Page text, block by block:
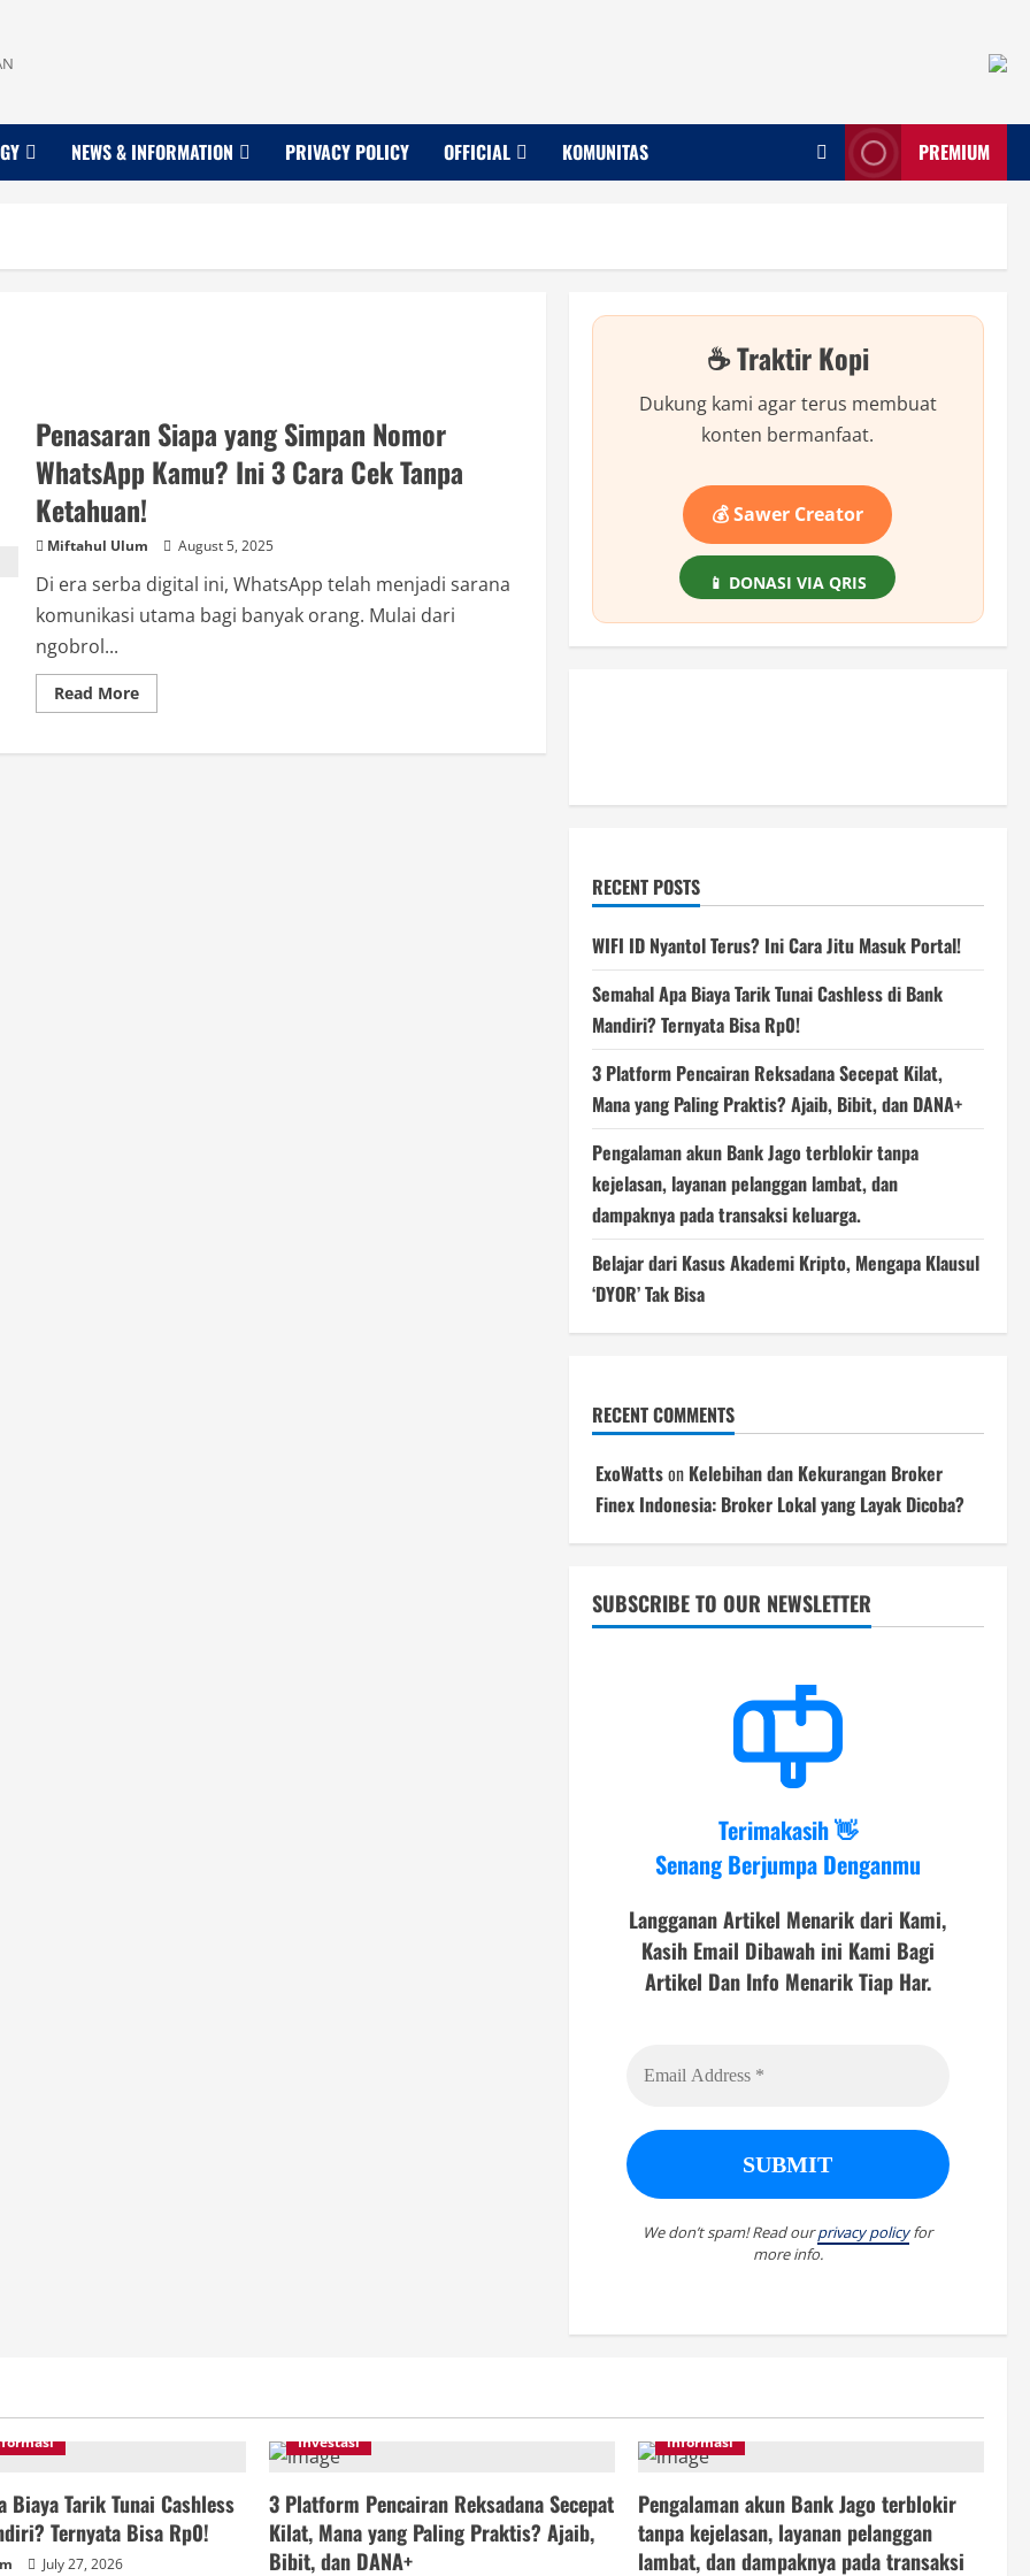
NEWS & INFORMATION PRIVACY POLICY OFFICIAL KOMUNITAS PREMIUM
Penasaran Siapa yang Simpan Nomor
WhatsApp Kamu? Ini 3 Cara Cek Tanpa
Ketahuan!
Miftahul Ulum August 5, 2025
Di era serba digital ini, WhatsApp telah menjadi sarana
komunikasi utama bagi banyak orang. Mulai dari
ngobrol...
Read MoreRead
more
Siapa
☕ Traktir Kopi
Dukung kami agar terus membuat
konten bermanfaat.
💰 Sawer Creator
📱 DONASI VIA QRIS
RECENT POSTS
WIFI ID Nyantol Terus? Ini Cara Jitu Masuk Portal!
Semahal Apa Biaya Tarik Tunai Cashless di Bank
Mandiri? Ternyata Bisa Rp0!
3 Platform Pencairan Reksadana Secepat Kilat,
Mana yang Paling Praktis? Ajaib, Bibit, dan DANA+
Pengalaman akun Bank Jago terblokir tanpa
kejelasan, layanan pelanggan lambat, dan
dampaknya pada transaksi keluarga.
Belajar dari Kasus Akademi Kripto, Mengapa Klausul
‘DYOR’ Tak Bisa
RECENT COMMENTS
ExoWattson Kelebihan dan Kekurangan Broker
Finex Indonesia: Broker Lokal yang Layak Dicoba?
SUBSCRIBE TO OUR NEWSLETTER
Terimakasih 👋
Senang Berjumpa Denganmu
Langganan Artikel Menarik dari Kami,
Kasih Email Dibawah ini Kami Bagi
Artikel Dan Info Menarik Tiap Har.
We don’t spam! Read ourprivacy policyfor
more info.
Biaya Tarik Tunai Cashless
Ternyata Bisa Rp0!
July 27, 2026
Investasi
3 Platform Pencairan Reksadana Secepat
Kilat, Mana yang Paling Praktis? Ajaib,
Bibit, dan DANA+
informasi
Pengalaman akun Bank Jago terblokir
tanpa kejelasan, layanan pelanggan
lambat, dan dampaknya pada transaksi